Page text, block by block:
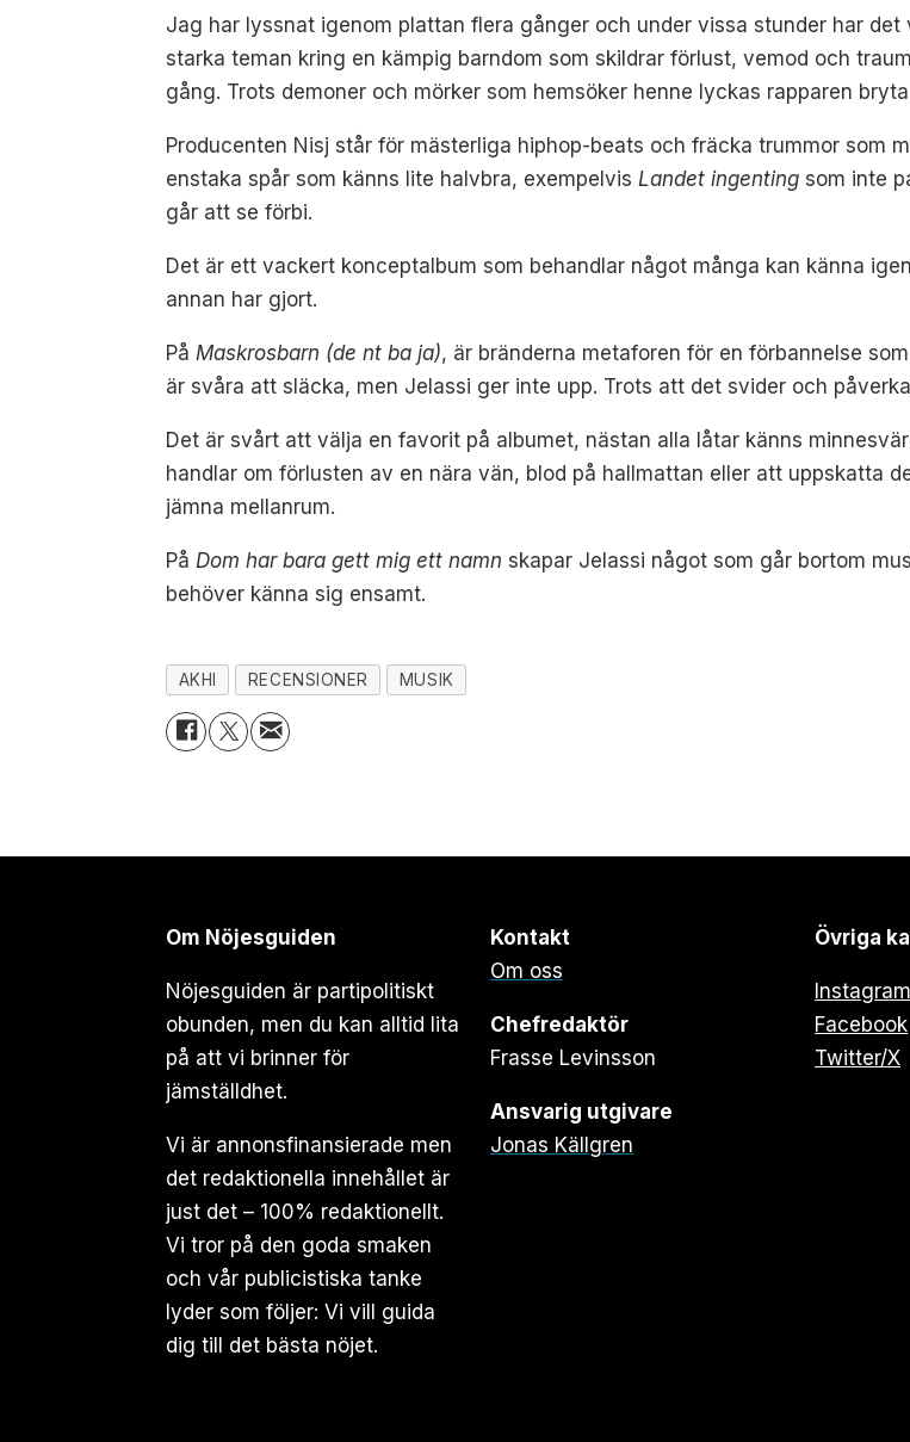
Jag har lyssnat igenom plattan flera gånger och under vissa stunder har
starka teman kring en kämpig barndom som skildrar förlust, vemod och
gång. Trots demoner och mörker som hemsöker henne lyckas rapparen
Producenten Nisj står för mästerliga hiphop-beats och fräcka trummor som
enstaka spår som känns lite halvbra, exempelvis Landet ingenting som inte
går att se förbi.
Det är ett vackert konceptalbum som behandlar något många kan känna
annan har gjort.
På Maskrosbarn (de nt ba ja), är bränderna metaforen för en förbannelse
är svåra att släcka, men Jelassi ger inte upp. Trots att det svider och
Det är svårt att välja en favorit på albumet, nästan alla låtar känns
handlar om förlusten av en nära vän, blod på hallmattan eller att uppskatta
jämna mellanrum.
På Dom har bara gett mig ett namn skapar Jelassi något som går bortom
behöver känna sig ensamt.
AKHI RECENSIONER MUSIK
Om Nöjesguiden
Nöjesguiden är partipolitiskt
obunden, men du kan alltid lita
på att vi brinner för
jämställdhet.
Vi är annonsfinansierade men
det redaktionella innehållet är
just det – 100% redaktionellt.
Vi tror på den goda smaken
och vår publicistiska tanke
lyder som följer: Vi vill guida
dig till det bästa nöjet.
Kontakt
Om oss
Chefredaktör
Frasse Levinsson
Ansvarig utgivare
Jonas Källgren
Övriga
Instagram
Facebook
Twitter/X